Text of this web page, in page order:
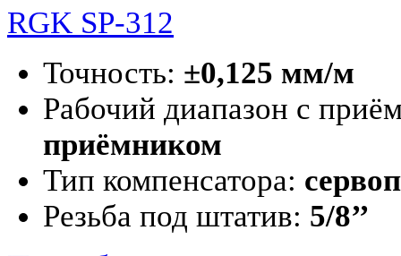
RGK SP-312
Точность: ±0,125 мм/м
Рабочий диапазон с
приёмником
Тип компенсатора:
Резьба под штатив: 5/8’’